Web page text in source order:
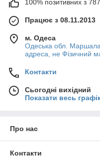
100% позитивних з 787
Працює з 08.11.2013
м. Одеса
Одеська обл.
адреса, не Фізичний
Контакти
Сьогодні вихідний
Показати весь
Про нас
Контакти